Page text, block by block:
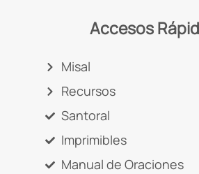
Accesos
Misal
Recursos
Santoral
Imprimibles
Manual de Oraciones